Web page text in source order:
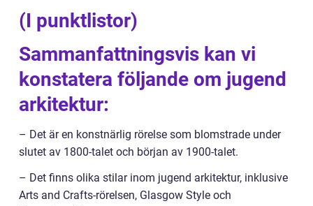
(I punktlistor)
Sammanfattningsvis kan vi
konstatera följande om jugend
arkitektur:
– Det är en konstnärlig rörelse som blomstrade under
slutet av 1800-talet och början av 1900-talet.
– Det finns olika stilar inom jugend arkitektur, inklusive
Arts and Crafts-rörelsen, Glasgow Style och